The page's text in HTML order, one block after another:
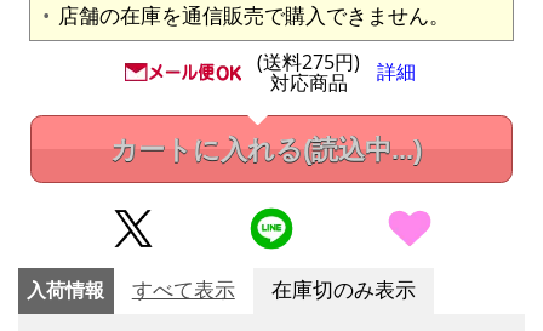
店舗の在庫を通信販売で購入できません。
(送料275円)
対応商品 詳細
カートに入れる(読込中...)
入荷情報 すべて表示 在庫切のみ表示